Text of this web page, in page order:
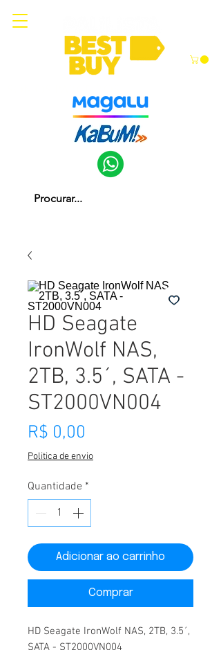
HD Seagate
IronWolf NAS,
2TB, 3.5´, SATA -
ST2000VN004
R$ 0,00
Politica de envio
Quantidade *
Adicionar ao carrinho
Comprar
HD Seagate IronWolf NAS, 2TB, 3.5´,
SATA - ST2000VN004